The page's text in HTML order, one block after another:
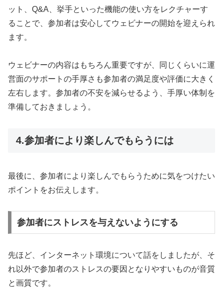
ット、Q&A、挙手といった機能の使い方をレクチャーす
ることで、参加者は安心してウェビナーの開始を迎えられ
ます。
ウェビナーの内容はもちろん重要ですが、同じくらいに運
営面のサポートの手厚さも参加者の満足度や評価に大きく
左右します。参加者の不安を減らせるよう、手厚い体制を
準備しておきましょう。
4.参加者により楽しんでもらうには
最後に、参加者により楽しんでもらうために気をつけたい
ポイントをお伝えします。
参加者にストレスを与えないようにする
先ほど、インターネット環境について話をしましたが、そ
れ以外で参加者のストレスの要因となりやすいものが音質
と画質です。